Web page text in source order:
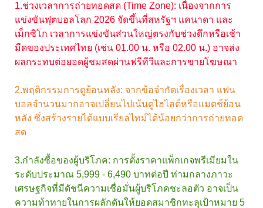
1.ช่วงเวลาการถ่ายทอดสด (Time Zone): เนื่องจากการ
แข่งขันฟุตบอลโลก 2026 จัดขึ้นที่สหรัฐฯ แคนาดา และ
เม็กซิโก เวลาการแข่งขันส่วนใหญ่ตรงกับช่วงดึกหรือเช้า
มืดของประเทศไทย (เช่น 01.00 น. หรือ 02.00 น.) อาจส่ง
ผลกระทบต่อยอดผู้ชมสดผ่านฟรีทีวีและการขายโฆษณา
2.พฤติกรรมการดูย้อนหลัง: จากข้อจำกัดเรื่องเวลา แฟน
บอลจำนวนมากอาจเปลี่ยนไปเน้นดูไฮไลต์หรือแมตช์ย้อน
หลัง ซึ่งสร้างรายได้แบบเรียลไทม์ได้น้อยกว่าการถ่ายทอด
สด
3.กำลังซื้อของผู้บริโภค: การตั้งราคาแพ็กเกจพรีเมียมใน
ระดับประมาณ 5,999 - 6,490 บาทต่อปี ท่ามกลางภาวะ
เศรษฐกิจที่มีดัชนีความเชื่อมั่นผู้บริโภคชะลอตัว อาจเป็น
ความท้าทายในการผลักดันให้ยอดสมาชิกทะลุเป้าหมาย 5